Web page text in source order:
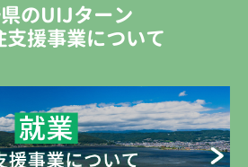
のUIJターン
支援事業について